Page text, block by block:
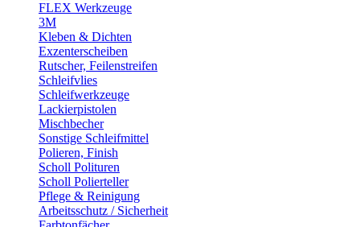
FLEX Werkzeuge
3M
Kleben & Dichten
Exzenterscheiben
Rutscher, Feilenstreifen
Schleifvlies
Schleifwerkzeuge
Lackierpistolen
Mischbecher
Sonstige Schleifmittel
Polieren, Finish
Scholl Polituren
Scholl Polierteller
Pflege & Reinigung
Arbeitsschutz / Sicherheit